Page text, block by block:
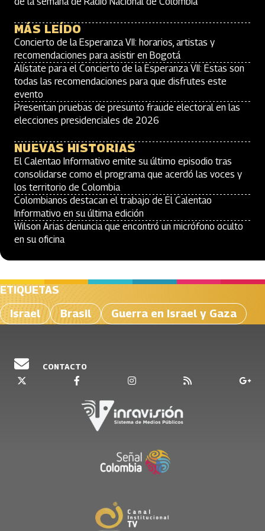
MÁS LEÍDO
Concierto de la Esperanza VII: horarios, artistas y
recomendaciones para asistir en Bogotá
Alístate para el Concierto de la Esperanza VII: Estas son
todas las recomendaciones para que disfrutes este
evento
Presentan pruebas de presunto fraude electoral en las
elecciones presidenciales de 2026
NUEVAS HISTORIAS
El Calentao Informativo emite su último episodio tras
consolidarse como el programa que acerdó las voces y
los territorio de Colombia
Colombianos destacan el trabajo de El Calentao
Informativo en su última edición
Wilson Arias denuncia que encontró un micrófono oculto
en su oficina
ETIQUETAS
Israel
Brasil Guerra en Israel y Gaza
CONTACTO